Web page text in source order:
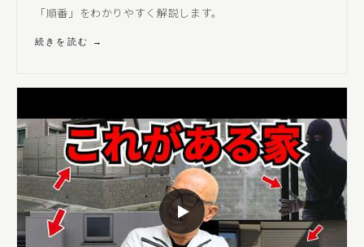
「順番」をわかりやすく解説します。
続きを読む →
▶